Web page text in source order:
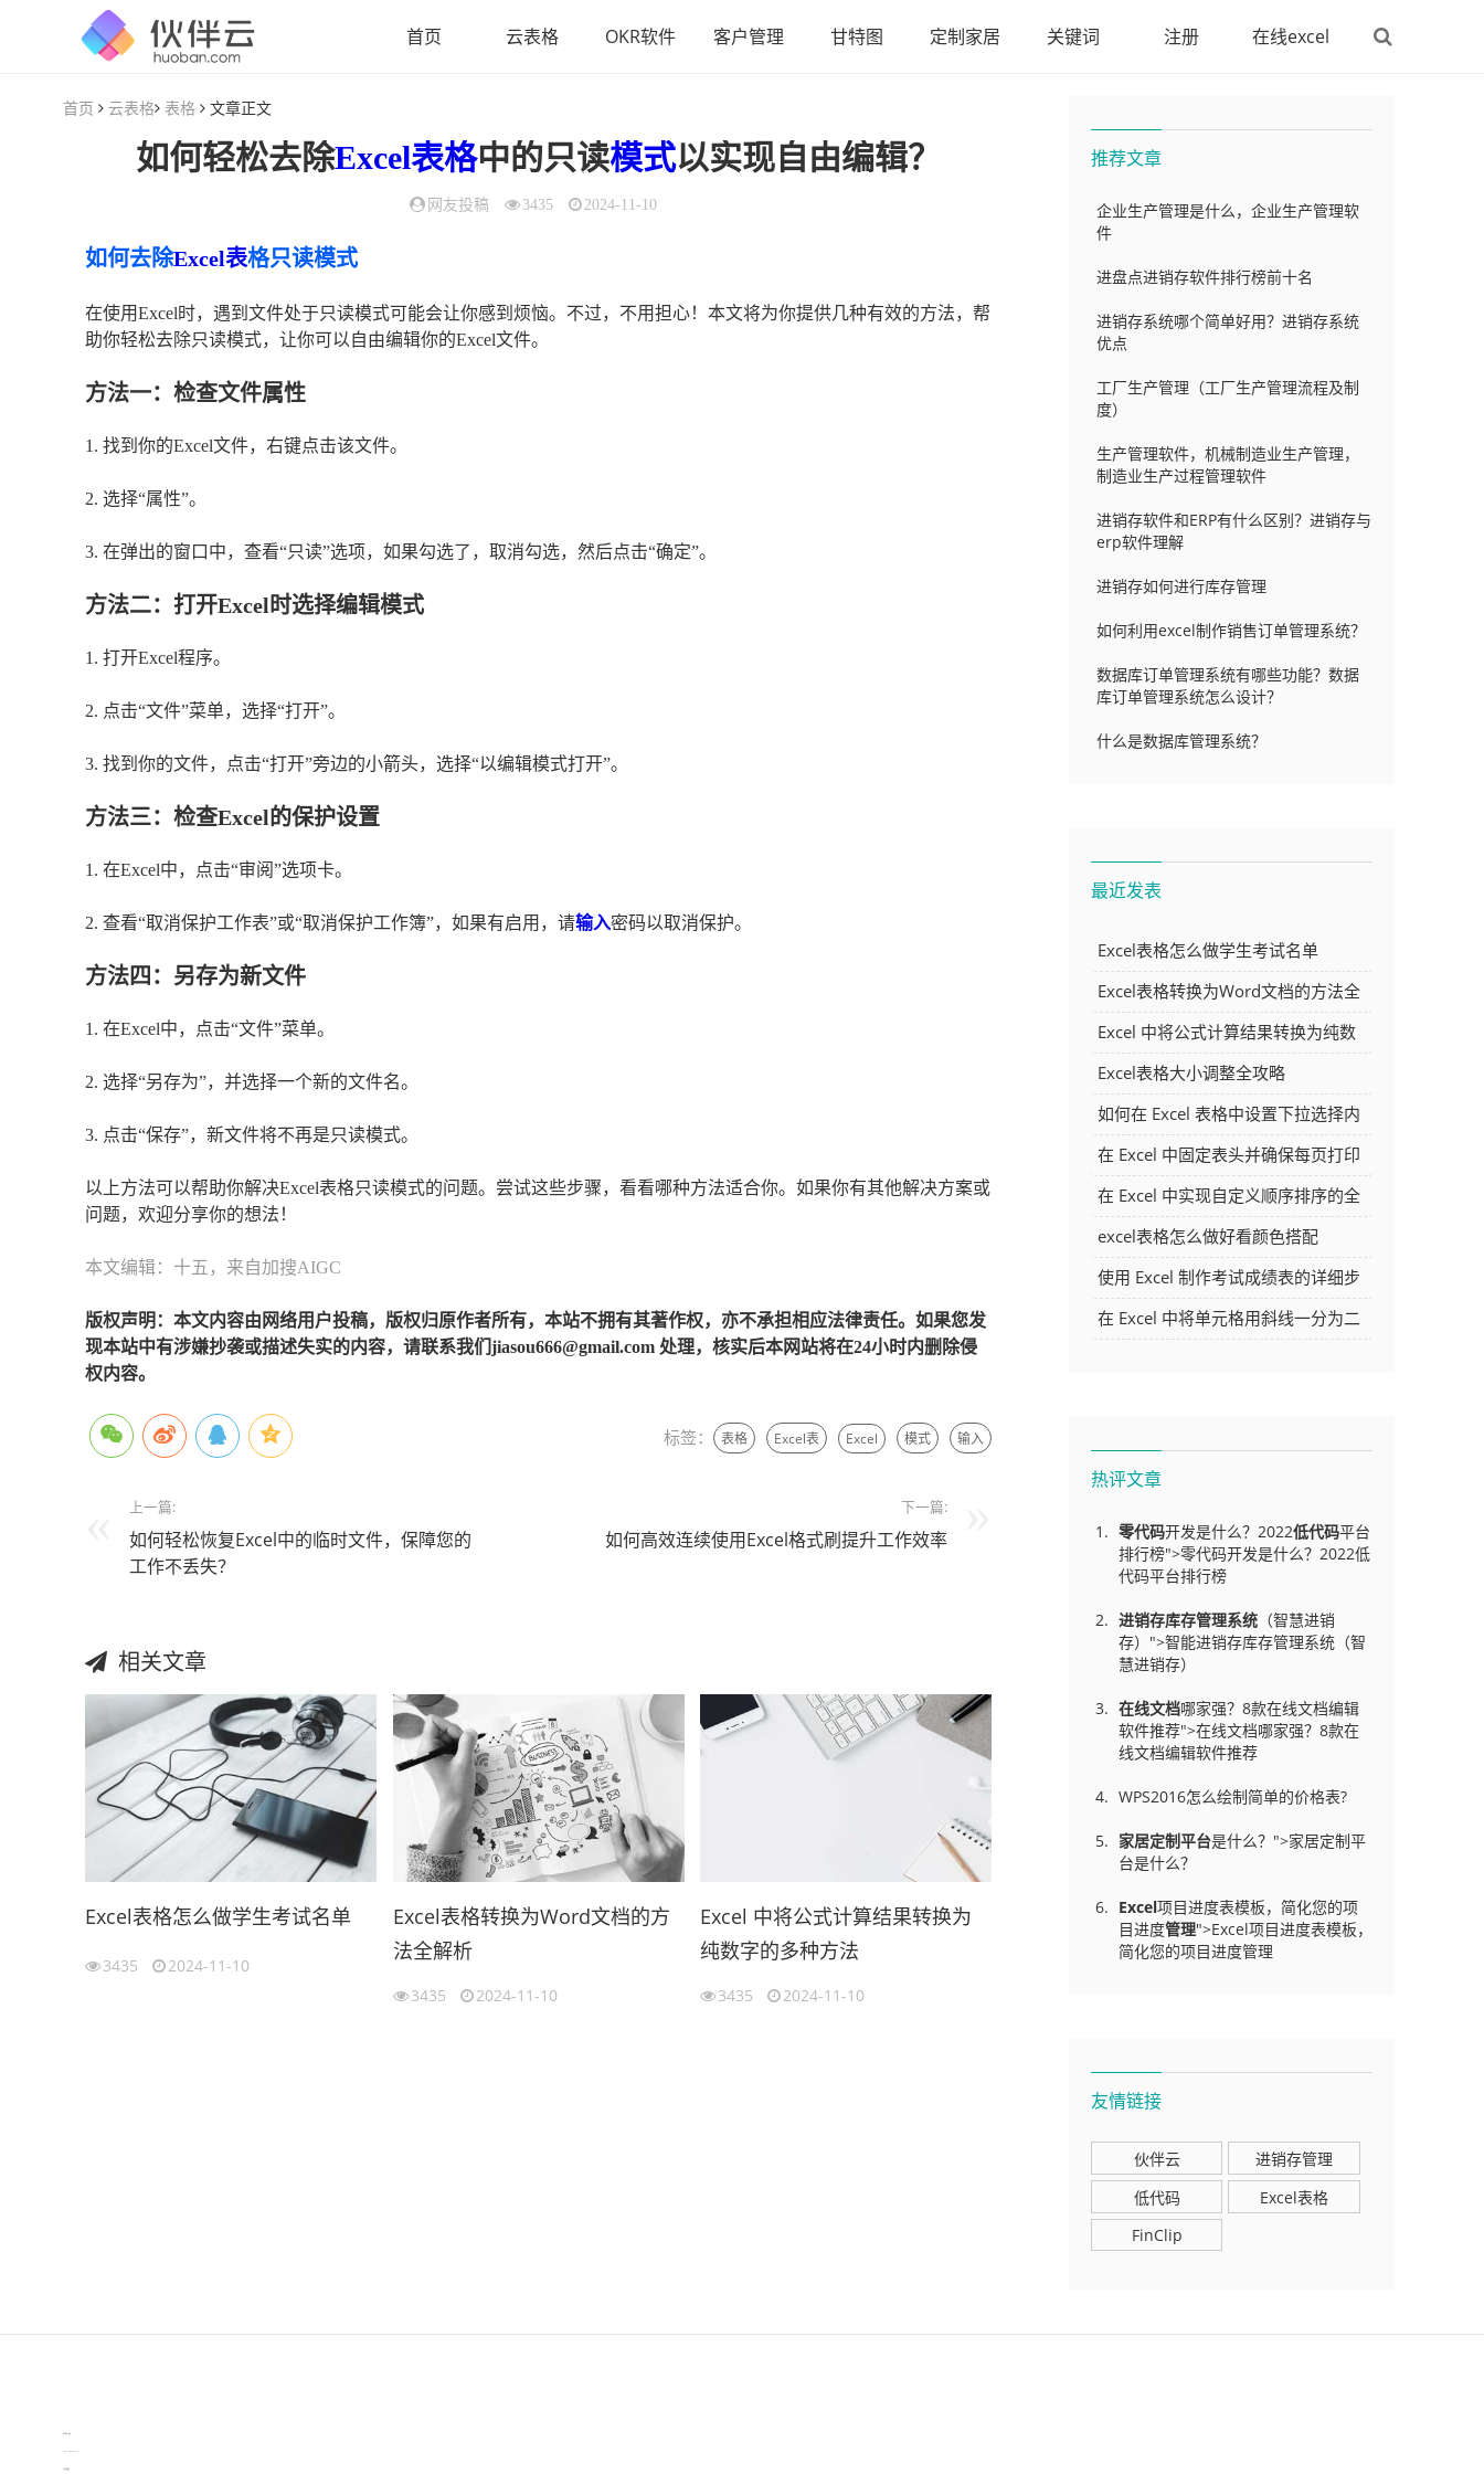
首页 云表格 OKR软件 客户管理 甘特图 定制家居 关键词 注册 在线excel
首页 云表格 表格 文章正文
如何轻松去除Excel表格中的只读模式以实现自由编辑？
网友投稿 3435 2024-11-10
如何去除Excel表格只读模式
在使用Excel时，遇到文件处于只读模式可能会让你感到烦恼。不过，不用担心！本文将为你提供几种有效的方法，帮
助你轻松去除只读模式，让你可以自由编辑你的Excel文件。
方法一：检查文件属性
1. 找到你的Excel文件，右键点击该文件。
2. 选择“属性”。
3. 在弹出的窗口中，查看“只读”选项，如果勾选了，取消勾选，然后点击“确定”。
方法二：打开Excel时选择编辑模式
1. 打开Excel程序。
2. 点击“文件”菜单，选择“打开”。
3. 找到你的文件，点击“打开”旁边的小箭头，选择“以编辑模式打开”。
方法三：检查Excel的保护设置
1. 在Excel中，点击“审阅”选项卡。
2. 查看“取消保护工作表”或“取消保护工作簿”，如果有启用，请输入密码以取消保护。
方法四：另存为新文件
1. 在Excel中，点击“文件”菜单。
2. 选择“另存为”，并选择一个新的文件名。
3. 点击“保存”，新文件将不再是只读模式。
以上方法可以帮助你解决Excel表格只读模式的问题。尝试这些步骤，看看哪种方法适合你。如果你有其他解决方案或
问题，欢迎分享你的想法！
本文编辑：十五，来自加搜AIGC
版权声明：本文内容由网络用户投稿，版权归原作者所有，本站不拥有其著作权，亦不承担相应法律责任。如果您发
现本站中有涉嫌抄袭或描述失实的内容，请联系我们jiasou666@gmail.com 处理，核实后本网站将在24小时内删除侵
权内容。
标签： 表格 Excel表 Excel 模式 输入
上一篇:
如何轻松恢复Excel中的临时文件，保障您的
工作不丢失？
下一篇:
如何高效连续使用Excel格式刷提升工作效率
相关文章
Excel表格怎么做学生考试名单
3435 2024-11-10
Excel表格转换为Word文档的方
法全解析
3435 2024-11-10
Excel 中将公式计算结果转换为
纯数字的多种方法
3435 2024-11-10
推荐文章
企业生产管理是什么，企业生产管理软
件
进盘点进销存软件排行榜前十名
进销存系统哪个简单好用？进销存系统
优点
工厂生产管理（工厂生产管理流程及制
度）
生产管理软件，机械制造业生产管理，
制造业生产过程管理软件
进销存软件和ERP有什么区别？进销存与
erp软件理解
进销存如何进行库存管理
如何利用excel制作销售订单管理系统？
数据库订单管理系统有哪些功能？数据
库订单管理系统怎么设计？
什么是数据库管理系统？
最近发表
Excel表格怎么做学生考试名单
Excel表格转换为Word文档的方法全
解析
Excel 中将公式计算结果转换为纯数
字的多种方法
Excel表格大小调整全攻略
如何在 Excel 表格中设置下拉选择内
容
在 Excel 中固定表头并确保每页打印
时都显示表头的方法详解
在 Excel 中实现自定义顺序排序的全
面指南
excel表格怎么做好看颜色搭配
使用 Excel 制作考试成绩表的详细步
骤及技巧
在 Excel 中将单元格用斜线一分为二
热评文章
零代码开发是什么？2022低代码平台
排行榜">零代码开发是什么？2022低
代码平台排行榜
进销存库存管理系统 （智慧进销
存）">智能进销存库存管理系统（智
慧进销存）
在线文档哪家强？8款在线文档编辑
软件推荐">在线文档哪家强？8款在
线文档编辑软件推荐
WPS2016怎么绘制简单的价格表?
家居定制平台是什么？">家居定制平
台是什么？
Excel项目进度表模板，简化您的项
目进度管理">Excel项目进度表模板，
简化您的项目进度管理
友情链接
伙伴云
进销存管理
低代码
Excel表格
FinClip